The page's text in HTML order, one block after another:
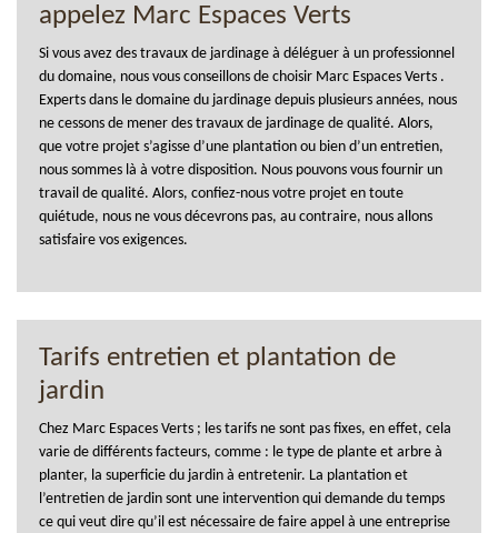
appelez Marc Espaces Verts
Si vous avez des travaux de jardinage à déléguer à un professionnel
du domaine, nous vous conseillons de choisir Marc Espaces Verts .
Experts dans le domaine du jardinage depuis plusieurs années, nous
ne cessons de mener des travaux de jardinage de qualité. Alors,
que votre projet s’agisse d’une plantation ou bien d’un entretien,
nous sommes là à votre disposition. Nous pouvons vous fournir un
travail de qualité. Alors, confiez-nous votre projet en toute
quiétude, nous ne vous décevrons pas, au contraire, nous allons
satisfaire vos exigences.
Tarifs entretien et plantation de
jardin
Chez Marc Espaces Verts ; les tarifs ne sont pas fixes, en effet, cela
varie de différents facteurs, comme : le type de plante et arbre à
planter, la superficie du jardin à entretenir. La plantation et
l’entretien de jardin sont une intervention qui demande du temps
ce qui veut dire qu’il est nécessaire de faire appel à une entreprise